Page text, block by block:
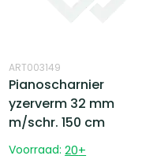
ART003149
Pianoscharnier
yzerverm 32 mm
m/schr. 150 cm
Voorraad: 20+